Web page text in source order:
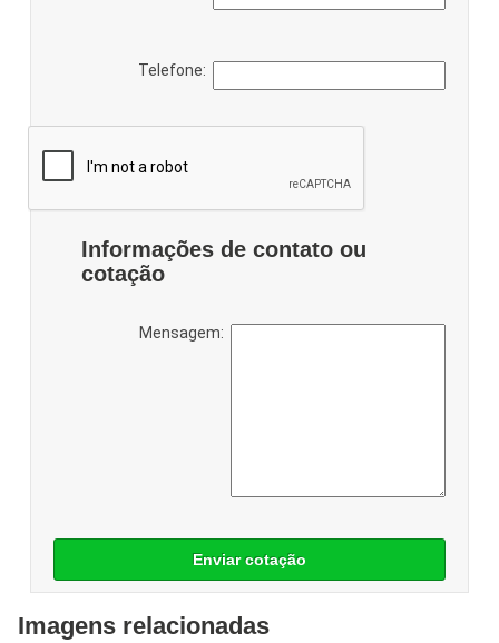
Telefone:
Informações de contato ou
cotação
Mensagem:
Enviar cotação
Imagens relacionadas